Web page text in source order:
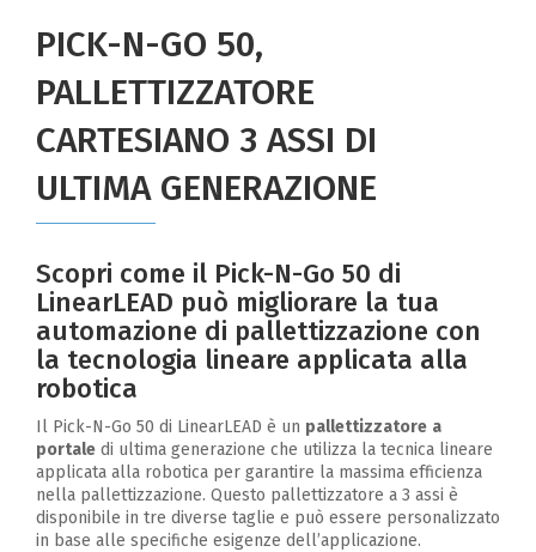
PICK-N-GO 50,
PALLETTIZZATORE
CARTESIANO 3 ASSI DI
ULTIMA GENERAZIONE
Scopri come il Pick-N-Go 50 di
LinearLEAD può migliorare la tua
automazione di pallettizzazione con
la tecnologia lineare applicata alla
robotica
Il Pick-N-Go 50 di LinearLEAD è un pallettizzatore a
portale di ultima generazione che utilizza la tecnica lineare
applicata alla robotica per garantire la massima efficienza
nella pallettizzazione. Questo pallettizzatore a 3 assi è
disponibile in tre diverse taglie e può essere personalizzato
in base alle specifiche esigenze dell’applicazione.